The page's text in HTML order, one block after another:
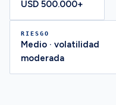
USD 500.000+
RIESGO
Medio · volatilidad
moderada